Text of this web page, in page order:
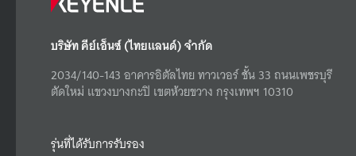
บริษัท คีย์เอ็นซ์ (ไทยแลนด์) จำกัด
2034/140-143 อาคารอิตัลไทย ทาวเวอร์ ชั้น 33 ถนนเพชรบุรี
ตัดใหม่ แขวงบางกะปิ เขตห้วยขวาง กรุงเทพฯ 10310
รุ่นที่ได้รับการรับรอง